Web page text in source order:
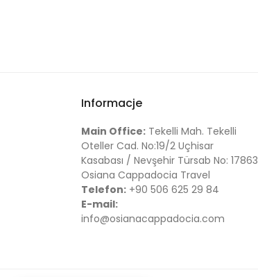
Informacje
Main Office: Tekelli Mah. Tekelli
Oteller Cad. No:19/2 Uçhisar
Kasabası / Nevşehir Türsab No: 17863
Osiana Cappadocia Travel
Telefon: +90 506 625 29 84
E-mail:
info@osianacappadocia.com